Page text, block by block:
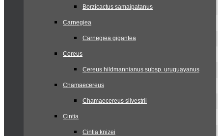
Borzicactus samaipatanus
Carnegiea
Carnegiea gigantea
Cereus
Cereus hildmannianus subsp. uruguayanus
Chamaecereus
Chamaecereus silvestrii
Cintia
Cintia knizei